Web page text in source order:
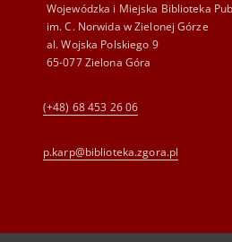
Wojewódzka i Miejska Biblioteka
im. C. Norwida w Zielonej Górze
al. Wojska Polskiego 9
65-077 Zielona Góra
(+48) 68 453 26 06
p.karp@biblioteka.zgora.pl